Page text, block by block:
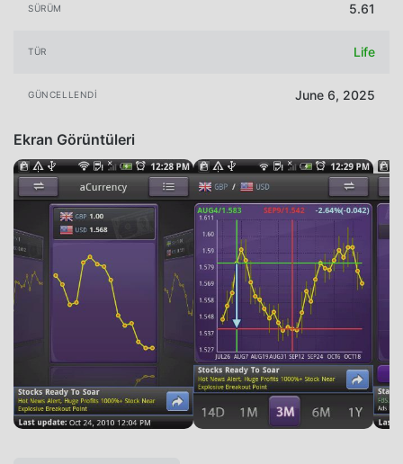
SÜRÜM 5.61
TÜR Life
GÜNCELLENDI June 6, 2025
Ekran Görüntüleri